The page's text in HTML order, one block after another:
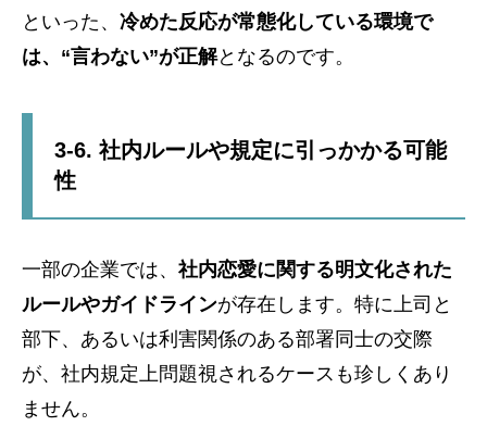
といった、 冷めた反応が常態化している環境で
は、“言わない”が正解となるのです。
3-6. 社内ルールや規定に引っかかる可能
性
一部の企業では、 社内恋愛に関する明文化された
ルールやガイドラインが存在します。特に上司と
部下、あるいは利害関係のある部署同士の交際
が、社内規定上問題視されるケースも珍しくあり
ません。